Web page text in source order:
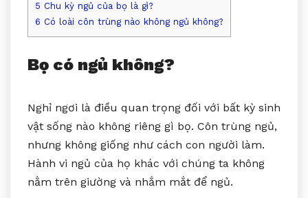
5 Chu kỳ ngủ của bọ là gì?
6 Có loài côn trùng nào không ngủ không?
Bọ có ngủ không?
Nghỉ ngơi là điều quan trọng đối với bất kỳ sinh
vật sống nào không riêng gì bọ. Côn trùng ngủ,
nhưng không giống như cách con người làm.
Hành vi ngủ của họ khác với chúng ta không
nằm trên giường và nhắm mắt để ngủ.